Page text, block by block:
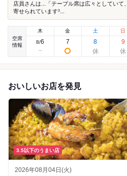
店員さんは...「テーブル席は広々としていて、
寄せられています³...
空席
情報
木
8/6
金
7
土
8
日
9
おいしいお店を発見
3.5以下のうまい店
2026年08月04日(火)